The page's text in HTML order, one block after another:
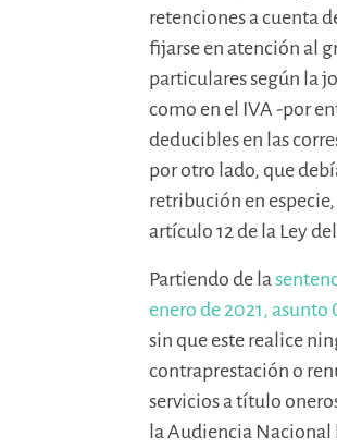
retenciones a cuenta
fijarse en atención al
particulares según la
como en el IVA -por
deducibles en las
por otro lado, que
retribución en
artículo 12 de la Ley
Partiendo de la
enero de 2021, asunto
sin que este realice
contraprestación o
servicios a título
la Audiencia